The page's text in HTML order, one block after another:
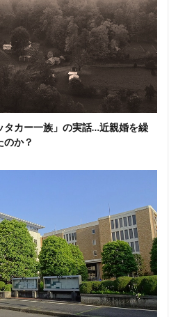
タカー一族」の実話…近親婚を繰
のか？